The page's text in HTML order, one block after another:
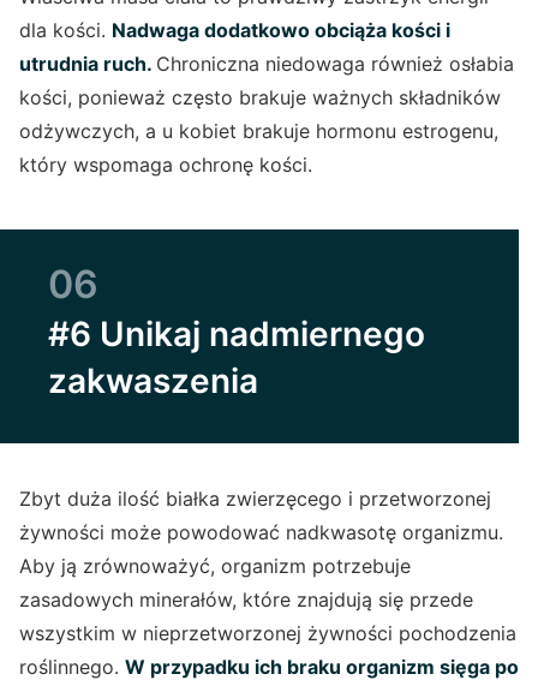
dla kości. Nadwaga dodatkowo obciąża kości i
utrudnia ruch. Chroniczna niedowaga również osłabia
kości, ponieważ często brakuje ważnych składników
odżywczych, a u kobiet brakuje hormonu estrogenu,
który wspomaga ochronę kości.
06
#6 Unikaj nadmiernego
zakwaszenia
Zbyt duża ilość białka zwierzęcego i przetworzonej
żywności może powodować nadkwasotę organizmu.
Aby ją zrównoważyć, organizm potrzebuje
zasadowych minerałów, które znajdują się przede
wszystkim w nieprzetworzonej żywności pochodzenia
roślinnego. W przypadku ich braku organizm sięga po